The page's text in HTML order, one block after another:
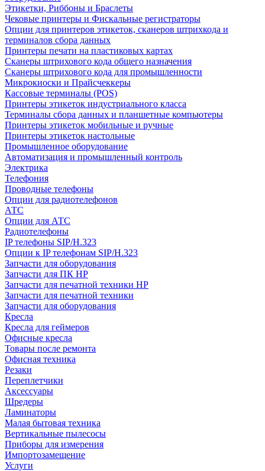
Этикетки, Риббоны и Браслеты
Чековые принтеры и Фискальные регистраторы
Опции для принтеров этикеток, сканеров штрихкода и
терминалов сбора данных
Принтеры печати на пластиковых картах
Сканеры штрихового кода общего назначения
Сканеры штрихового кода для промышленности
Микрокиоски и Прайсчеккеры
Кассовые терминалы (POS)
Принтеры этикеток индустриального класса
Терминалы сбора данных и планшетные компьютеры
Принтеры этикеток мобильные и ручные
Принтеры этикеток настольные
Промышленное оборудование
Автоматизация и промышленный контроль
Электрика
Телефония
Проводные телефоны
Опции для радиотелефонов
АТС
Опции для АТС
Радиотелефоны
IP телефоны SIP/H.323
Опции к IP телефонам SIP/H.323
Запчасти для оборудования
Запчасти для ПК HP
Запчасти для печатной техники HP
Запчасти для печатной техники
Запчасти для оборудования
Кресла
Кресла для геймеров
Офисные кресла
Товары после ремонта
Офисная техника
Резаки
Переплетчики
Аксессуары
Шредеры
Ламинаторы
Малая бытовая техника
Вертикальные пылесосы
Приборы для измерения
Импортозамещение
Услуги